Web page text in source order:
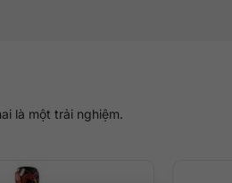
là một trải nghiệm.